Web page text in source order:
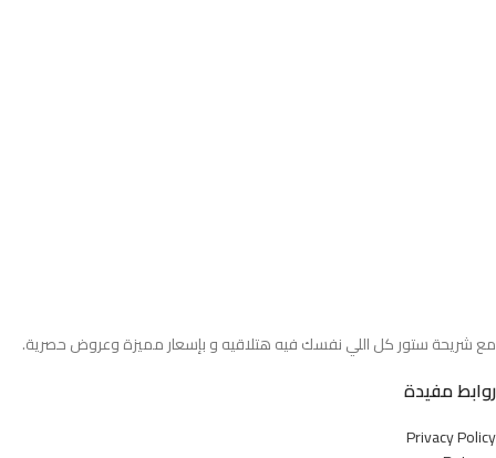
مع شريحة ستور كل اللي نفسك فيه هتلاقيه و بإسعار مميزة وعروض حصرية.
روابط مفيدة
Privacy Policy